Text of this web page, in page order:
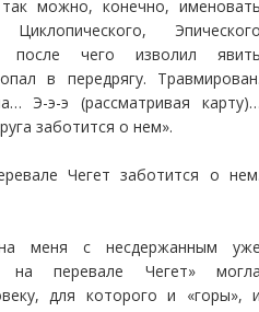
можно, конечно,
после чего изволил
в передрягу.
Э-э-э (рассматривая
заботится о нем».
Чегет заботится о
меня с несдержанным
на перевале Чегет»
для которого и «горы»,